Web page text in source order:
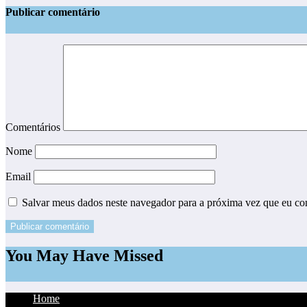
Publicar comentário
Comentários
Nome
Email
Salvar meus dados neste navegador para a próxima vez que eu
You May Have Missed
Home